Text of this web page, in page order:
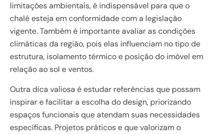
limitações ambientais, é indispensável para que o
chalé esteja em conformidade com a legislação
vigente. Também é importante avaliar as condições
climáticas da região, pois elas influenciam no tipo de
estrutura, isolamento térmico e posição do imóvel em
relação ao sol e ventos.
Outra dica valiosa é estudar referências que possam
inspirar e facilitar a escolha do design, priorizando
espaços funcionais que atendam suas necessidades
específicas. Projetos práticos e que valorizam o